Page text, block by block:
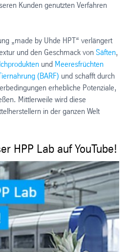
Kunden genutzten Verfahren
„made by Uhde HPT“ verlängert
und den Geschmack von Säften,
und Meeresfrüchten
(BARF) und schafft durch
erhebliche Potenziale,
Mittlerweile wird diese
in der ganzen Welt
HPP Lab auf YouTube!